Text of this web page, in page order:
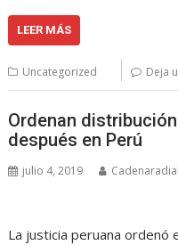
LEER MÁS
Uncategorized Deja
Ordenan
después en Perú
julio 4, 2019
La justicia peruana ordenó